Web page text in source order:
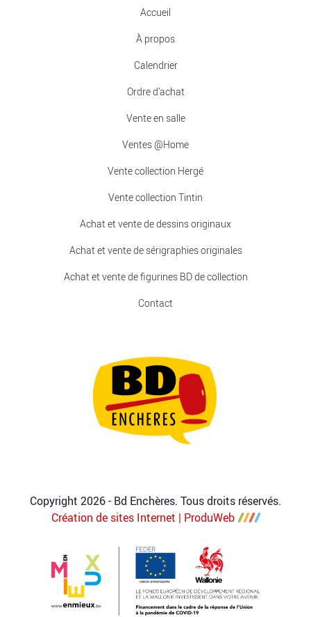
Accueil
À propos
Calendrier
Ordre d’achat
Vente en salle
Ventes @Home
Vente collection Hergé
Vente collection Tintin
Achat et vente de dessins originaux
Achat et vente de sérigraphies originales
Achat et vente de figurines BD de collection
Contact
Copyright 2026 - Bd Enchères. Tous droits réservés.
Création de sites Internet | ProduWeb